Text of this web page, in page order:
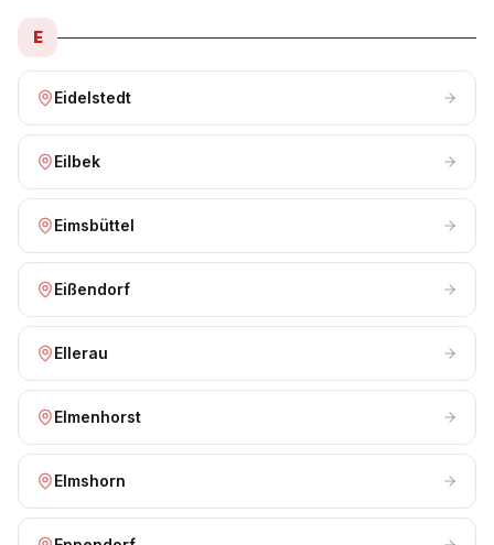
E
Eidelstedt
Eilbek
Eimsbüttel
Eißendorf
Ellerau
Elmenhorst
Elmshorn